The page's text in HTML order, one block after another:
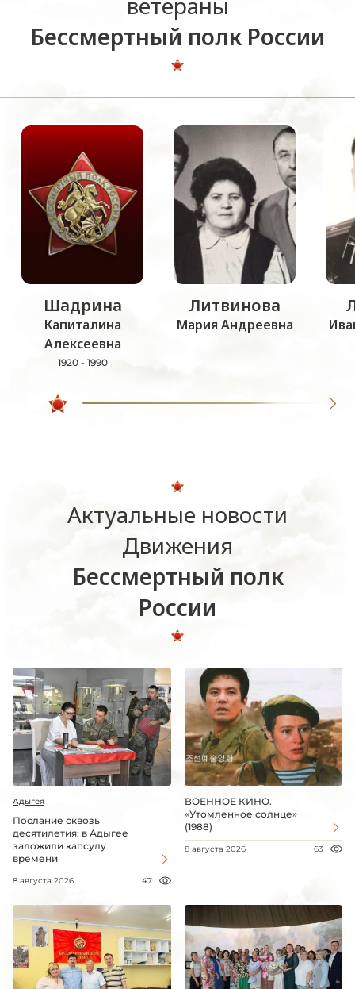
Бессмертный полк России
Шадрина
Капиталина
Алексеевна
1920 - 1990
Литвинова
Мария Андреевна
Актуальные новости
Движения
Бессмертный полк
России
Адыгея
Послание сквозь
десятилетия: в Адыгее
заложили капсулу
времени
8 августа 2026 47
ВОЕННОЕ КИНО.
«Утомленное солнце»
(1988)
8 августа 2026 63